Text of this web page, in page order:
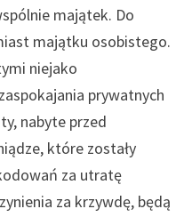
majątek. Do
majątku osobistego.
niejako
prywatnych
nabyte przed
które zostały
za utratę
za krzywdę, będą